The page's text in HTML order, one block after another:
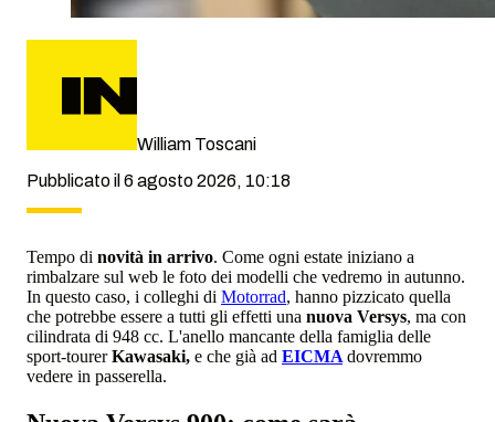
William Toscani
Pubblicato il 6 agosto 2026, 10:18
Tempo di novità in arrivo. Come ogni estate iniziano a
rimbalzare sul web le foto dei modelli che vedremo in autunno.
In questo caso, i colleghi di Motorrad, hanno pizzicato quella
che potrebbe essere a tutti gli effetti una nuova Versys, ma con
cilindrata di 948 cc. L'anello mancante della famiglia delle
sport-tourerKawasaki, e che già ad EICMA dovremmo
vedere in passerella.